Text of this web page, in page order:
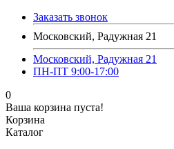
Заказать звонок
Московский, Радужная 21
Московский, Радужная 21
ПН-ПТ 9:00-17:00
0
Ваша корзина пуста!
Корзина
Каталог